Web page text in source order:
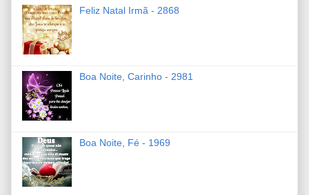
Feliz Natal Irmã - 2868
Boa Noite, Carinho - 2981
Boa Noite, Fé - 1969